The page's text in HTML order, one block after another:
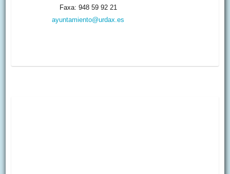
Faxa: 948 59 92 21
ayuntamiento@urdax.es